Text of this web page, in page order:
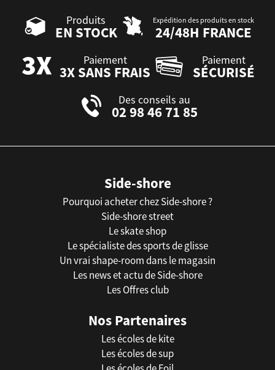
Produits
EN STOCK
Expédition des produits en stock
24/48H FRANCE
Paiement
3X SANS FRAIS
Paiement
SÉCURISÉ
Des conseils au
02 98 46 71 85
Side-shore
Pourquoi acheter chez Side-shore ?
Side-shore street
Le skate shop
Le spécialiste des sports de glisse
Un vrai shape-room dans le magasin
Les news et actu de Side-shore
Les Offres club
Nos Partenaires
Les écoles de kite
Les écoles de sup